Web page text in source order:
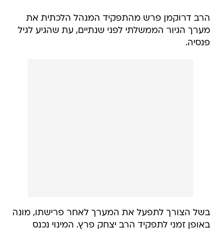
הרב דרוקמן פרש מהתפקיד המנהל הלכתית את
מערך הגיור הממשלתי לפני שנתיים, עת שהגיע לגיל
פנסיה.
בשל הצורך לתפעל את המערך לאחר פרישתו, מונה
באופן זמני לתפקיד הרב יצחק פרץ. המינוי נכנס